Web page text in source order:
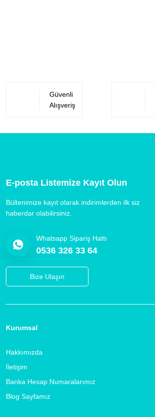
Güvenli
Alışveriş
E-posta Listemize Kayıt Olun
Bültenimize kayıt olarak indirimlerden ilk siz
haberdar olabilirsiniz.
Whatsapp Sipariş Hattı
0536 326 33 64
Bize Ulaşın
Kurumsal
Hakkımızda
İletişim
Banka Hesap Numaralarımız
Blog Sayfamız